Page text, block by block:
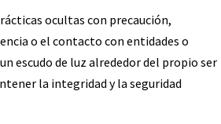
ocultas con precaución,
o el contacto con entidades o
escudo de luz alrededor del propio ser
la integridad y la seguridad